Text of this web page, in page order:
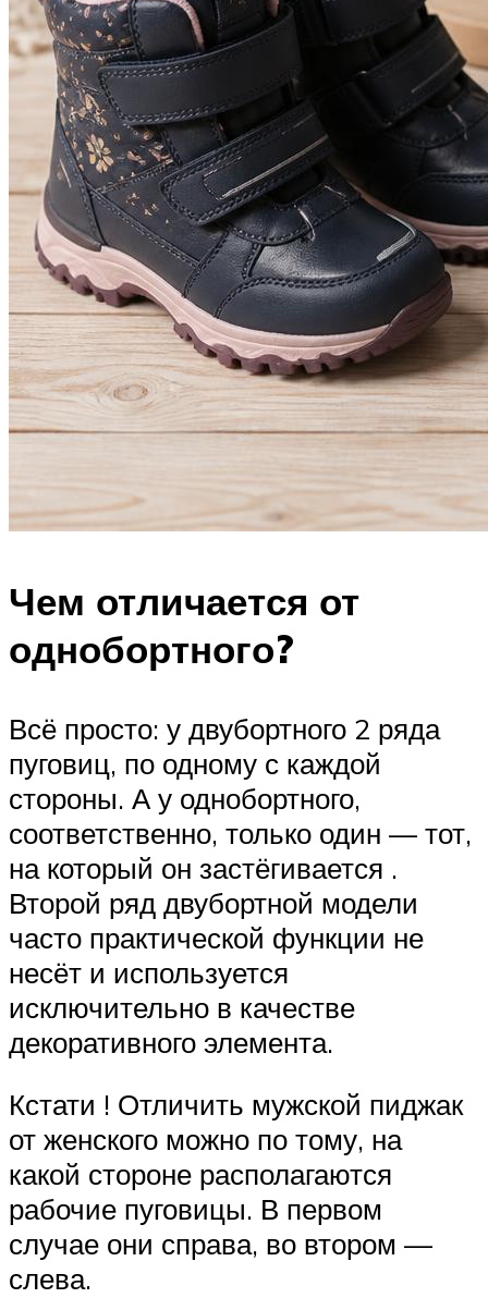
Чем отличается от
однобортного?
Всё просто: у двубортного 2 ряда
пуговиц, по одному с каждой
стороны. А у однобортного,
соответственно, только один — тот,
на который он застёгивается .
Второй ряд двубортной модели
часто практической функции не
несёт и используется
исключительно в качестве
декоративного элемента.
Кстати ! Отличить мужской пиджак
от женского можно по тому, на
какой стороне располагаются
рабочие пуговицы. В первом
случае они справа, во втором —
слева.